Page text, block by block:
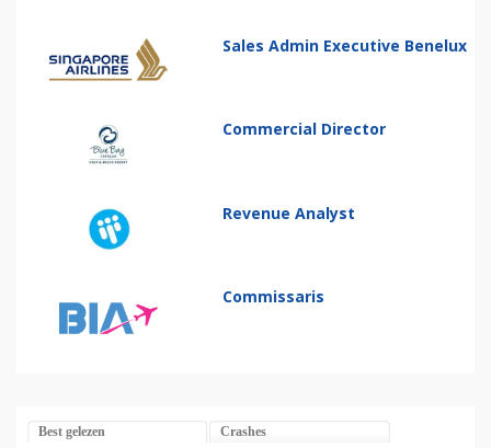
Sales Admin Executive Benelux
Commercial Director
Revenue Analyst
Commissaris
Best gelezen Crashes